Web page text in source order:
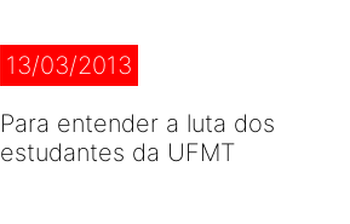
13/03/2013
Para entender a luta dos
estudantes da UFMT